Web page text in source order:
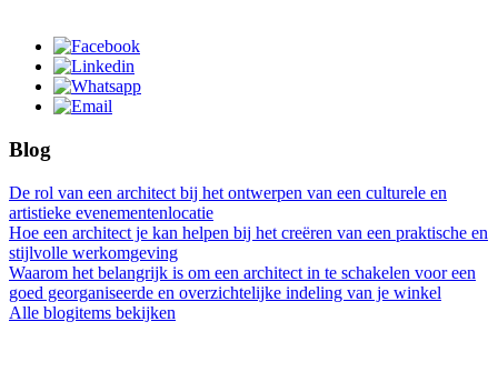
Blog
De rol van een architect bij het ontwerpen van een culturele en
artistieke evenementenlocatie
Hoe een architect je kan helpen bij het creëren van een praktische en
stijlvolle werkomgeving
Waarom het belangrijk is om een architect in te schakelen voor een
goed georganiseerde en overzichtelijke indeling van je winkel
Alle blogitems bekijken